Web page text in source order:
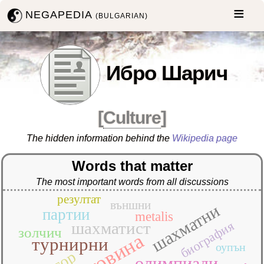
NEGAPEDIA(BULGARIAN)
Ибро Шарич
[Culture]
The hidden information behind the Wikipedia page
Words that matter
The most important words from all discussions
турнирни шахматни
шахматист
партии
золчич
metalis
биография
външни
резултат
оупън